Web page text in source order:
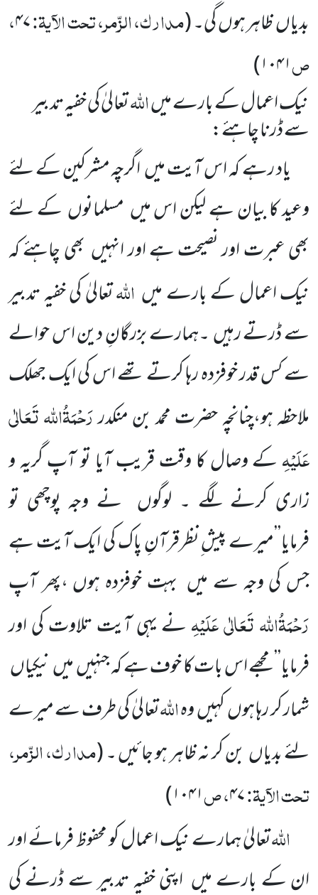
بدیاںظاہر ہوںگی۔(مدارک، الزّمر، تحت الآیۃ:۴۷،
ص۱۰۴۱)
نیک اعمال کے بارے میںاللہتعالیٰ کی خفیہ تدبیر
سے ڈرنا چاہئے:
یاد رہے کہ اس آیت میںاگرچہ مشرکین کے لئے
وعید کا بیان ہے لیکن اس میں مسلمانوںکے لئے
بھی عبرتاور نصیحت ہے اور انہیں بھی چاہئے کہ
نیک اعمال کے بارے میں اللہتعالیٰ کیخفیہ تدبیر
سے ڈرتے رہیں۔ہمارےبزرگانِ دین اس حوالے
سے کس قدر خوفزدہ رہا کرتے تھے اس کی ایک جھلک
ملاحظہ ہو،چنانچہ حضرت محمد بن منکدررَحْمَۃُاللہ تَعَالٰی
عَلَیْہِکے وصال کا وقت قریب آیا تو آپ گریہ و
زاری کرنے لگے ۔ لوگوں نے وجہ پوچھی تو
فرمایا’’میرےپیش ِنظرقرآنِ پاک کی ایک آیت ہے
جس کی وجہ سے میں بہت خوفزدہہوں ،پھر آپ
رَحْمَۃُاللہ تَعَالٰی عَلَیْہِنے یہی آیت تلاوت کی اور
فرمایا’’ مجھے اس بات کا خوف ہے کہ جنہیںمیںنیکیاں
شمار کر رہا ہوںکہیںوہاللہتعالیٰ کی طرف سے میرے
لئے بدیاں بن کر نہ ظاہر ہو جائیں ۔(مدارک، الزّمر،
تحت الآیۃ:۴۷، ص۱۰۴۱)
اللہتعالیٰ ہمارے نیک اعمال کو محفوظ فرمائےاور
ان کے بارے میں اپنی خفیہ تدبیر سے ڈرنے کی